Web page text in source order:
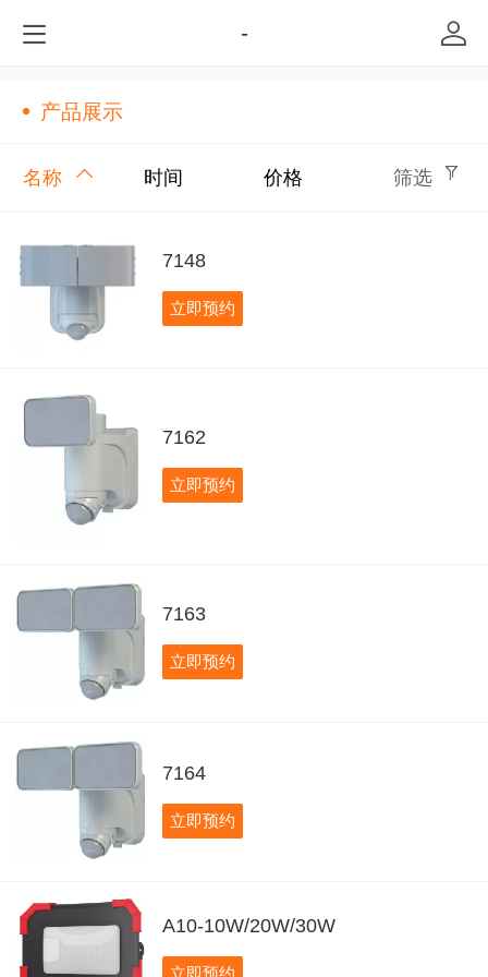
-
产品展示
名称 时间 价格 筛选
7148
立即预约
7162
立即预约
7163
立即预约
7164
立即预约
A10-10W/20W/30W
立即预约